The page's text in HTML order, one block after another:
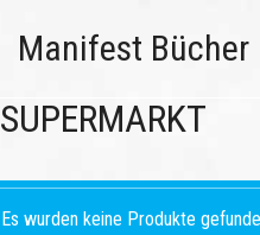
Manifest Bücher
SUPERMARKT
Es wurden keine Produkte